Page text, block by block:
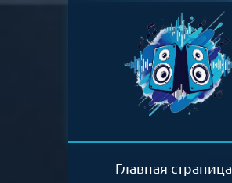
Главная страница